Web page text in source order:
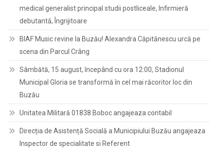
medical generalist principal studii postliceale, Infirmieră
debutantă, Îngrijitoare
BIAF Music revine la Buzău! Alexandra Căpitănescu urcă pe
scena din Parcul Crâng
Sâmbătă, 15 august, începând cu ora 12:00, Stadionul
Municipal Gloria se transformă în cel mai răcoritor loc din
Buzău
Unitatea Militară 01838 Boboc angajeaza contabil
Direcția de Asistență Socială a Municipiului Buzău angajeaza
Inspector de specialitate si Referent